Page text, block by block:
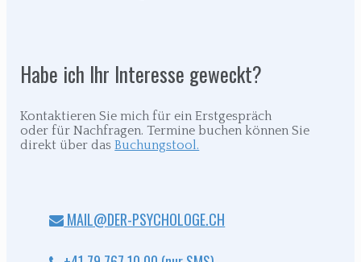
Habe ich Ihr Interesse geweckt?
Kontaktieren Sie mich für ein Erstgespräch
oder für Nachfragen. Termine buchen können Sie
direkt über dasBuchungstool.
MAIL@DER-PSYCHOLOGE.CH